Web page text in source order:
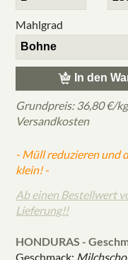
Mahlgrad
In den
Grundpreis: 36,80 €/kg
Versandkosten
- Müll reduzieren und
klein! -
Ab einen Bestellwert
Lieferung!!
HONDURAS -
Geschmack: